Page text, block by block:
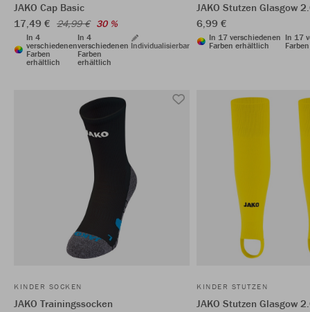
JAKO Cap Basic
17,49 € 24,99 € 30 %
In 4
verschiedenen
Farben
erhältlich
In 4
verschiedenen
Farben
erhältlich
Individualisierbar
JAKO Stutzen Glasgow
6,99 €
In 17 verschiedenen
Farben erhältlich
In 17
KINDER SOCKEN
JAKO Trainingssocken
KINDER STUTZEN
JAKO Stutzen Glasgow